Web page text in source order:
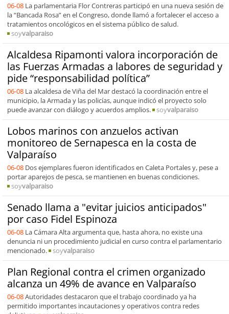
06-08 La parlamentaria Flor Contreras participó en una nueva sesión de
la “Bancada Rosa” en el Congreso, donde llamó a fortalecer el acceso a
tratamientos oncológicos en el sistema público de salud.
soyvalparaiso
Alcaldesa Ripamonti valora incorporación de
las Fuerzas Armadas a labores de seguridad y
pide “responsabilidad política”
06-08 La alcaldesa de Viña del Mar destacó la coordinación entre el
municipio, la Armada y las policías, aunque indicó el proyecto solo
puede avanzar con diálogo y acuerdos amplios.
soyvalparaiso
Lobos marinos con anzuelos activan
monitoreo de Sernapesca en la costa de
Valparaíso
06-08 Dos ejemplares fueron identificados en Caleta Portales y, pese a
portar aparejos de pesca, se mantienen en buenas condiciones.
soyvalparaiso
Senado llama a "evitar juicios anticipados"
por caso Fidel Espinoza
06-08 La Cámara Alta argumenta que, hasta ahora, no existe una
denuncia ni un procedimiento judicial en curso contra el parlamentario
mencionado.
soyvalparaiso
Plan Regional contra el crimen organizado
alcanza un 49% de avance en Valparaíso
06-08Autoridades destacaron que el trabajo coordinado ya ha
permitido importantes incautaciones y operativos contra redes